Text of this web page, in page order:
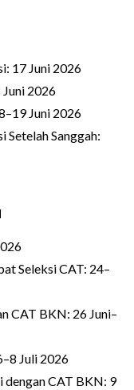
17 Juni 2026
Juni 2026
Juni 2026
Setelah Sanggah:
Seleksi CAT: 24–
CAT BKN: 26 Juni–
Juli 2026
dengan CAT BKN: 9